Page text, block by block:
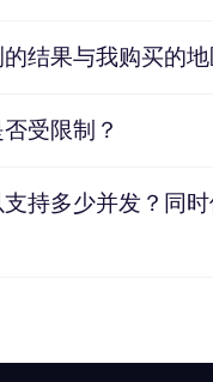
结果与我购买的
受限制？
持多少并发？同